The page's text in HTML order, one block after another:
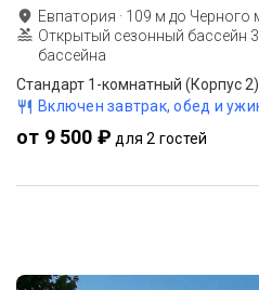
Евпатория · 109 м до Черного
Открытый сезонный бассейн
бассейна
Стандарт 1-комнатный (Корпус 2)
Включен завтрак, обед и
от 9 500 ₽ для 2 гостей